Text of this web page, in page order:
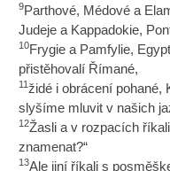
9Parthové, Médové a
Judeje a Kappadokie,
10Frygie a Pamfylie,
přistěhovalí Římané,
11židé i obrácení pohané,
slyšíme mluvit v našich
12Žasli a v rozpacích
znamenat?“
13Ale jiní říkali s